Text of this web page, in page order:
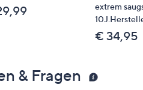
extrem
€ 34,95
& Fragen